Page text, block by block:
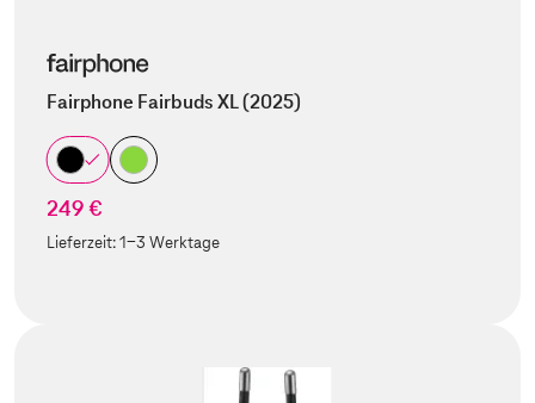
Fairphone Fairbuds XL (2025)
249 €
Lieferzeit:1-3 Werktage